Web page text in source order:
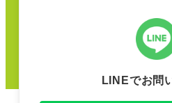
LINEでお問